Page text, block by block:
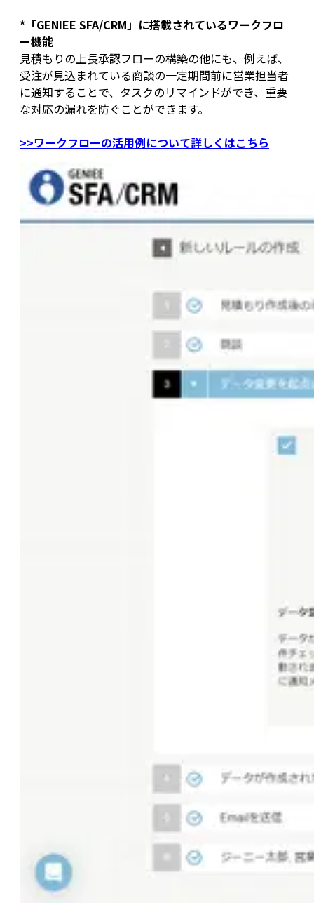
*「GENIEE SFA/CRM」に搭載されているワークフロ
ー機能
見積もりの上長承認フローの構築の他にも、例えば、
受注が見込まれている商談の一定期間前に営業担当者
に通知することで、タスクのリマインドができ、重要
な対応の漏れを防ぐことができます。
>>ワークフローの活用例について詳しくはこちら